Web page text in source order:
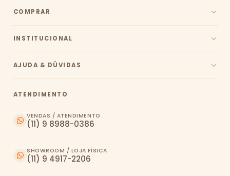
COMPRAR
INSTITUCIONAL
AJUDA & DÚVIDAS
ATENDIMENTO
VENDAS / ATENDIMENTO
(11) 9 8988-0386
SHOWROOM / LOJA FÍSICA
(11) 9 4917-2206